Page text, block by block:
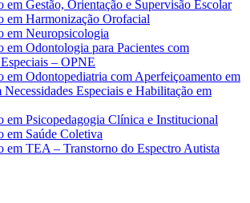
em Gestão, Orientação e Supervisão Escolar
em Harmonização Orofacial
em Neuropsicologia
em Odontologia para Pacientes com
– OPNE
em Odontopediatria com Aperfeiçoamento em
Necessidades Especiais e Habilitação em
em Psicopedagogia Clínica e Institucional
em Saúde Coletiva
em TEA – Transtorno do Espectro Autista